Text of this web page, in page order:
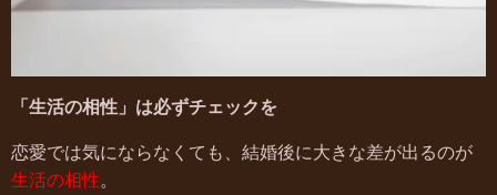
「生活の相性」は必ずチェックを
恋愛では気にならなくても、結婚後に大きな差が出るのが
生活の相性。